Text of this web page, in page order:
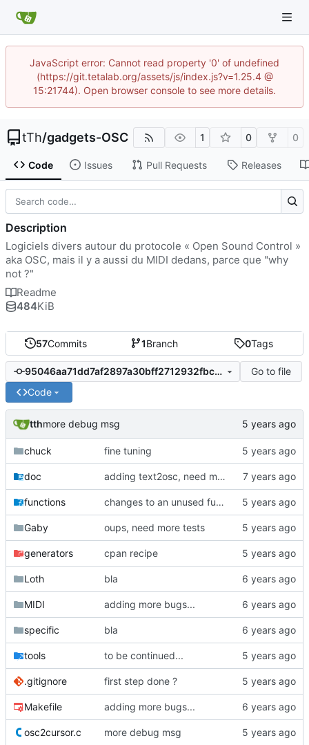
JavaScript error: Cannot read property '0' of undefined
(https://git.tetalab.org/assets/js/index.js?v=1.25.4 @
15:21744). Open browser console to see more details.
tTh/gadgets-OSC 1 0 0
Code Issues Pull Requests Releases
57Commits 1Branch 0Tags
95046aa71dd7af2897a30bff2712932fbc115965
Go to file
Code
tthmore debug msg
chuck fine tuning
doc adding text2osc, need more cleanup
functions changes to an unused function
Gaby oups, need more tests
generators cpan recipe
Loth bla
MIDI adding more bugs...
specific bla
tools to be continued...
.gitignore first step done ?
Makefile adding more bugs...
osc2cursor.c more debug msg
Description
Logiciels divers autour du protocole « Open Sound Control »
aka OSC, mais il y a aussi du MIDI dedans, parce que "why
not ?"
Readme
484KiB